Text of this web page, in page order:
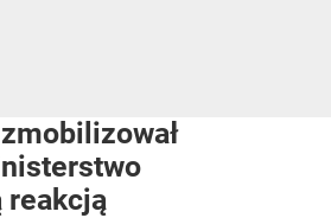
reakcją